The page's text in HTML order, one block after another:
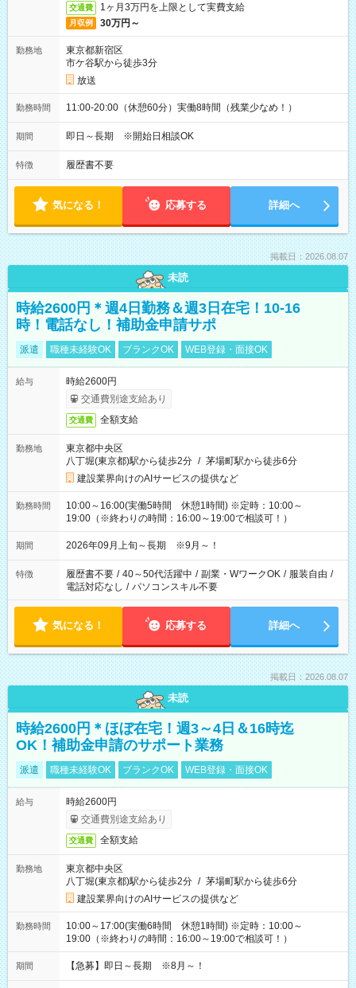
交通費 1ヶ月3万円を上限として実費支給
月収例 30万円～
勤務地
東京都新宿区
市ケ谷駅から徒歩3分
放送
勤務時間 11:00-20:00（休憩60分）実働8時間（残業少なめ！）
期間 即日～長期 ※開始日相談OK
特徴 履歴書不要
気になる！ 応募する 詳細へ
掲載日：2026.08.07
未読
時給2600円＊週4日勤務＆週3日在宅！10-16
時！電話なし！補助金申請サポ
派遣 職種未経験OK ブランクOK WEB登録・面接OK
給与
時給2600円
交通費別途支給あり
交通費 全額支給
勤務地
東京都中央区
八丁堀(東京都)駅から徒歩2分 / 茅場町駅から徒歩6分
建設業界向けのAIサービスの提供など
勤務時間
10:00～16:00(実働5時間 休憩1時間) ※定時：10:00～
19:00（※終わりの時間：16:00～19:00で相談可！）
期間 2026年09月上旬～長期 ※9月～！
特徴 履歴書不要 / 40～50代活躍中 / 副業・WワークOK / 服装自由 /
電話対応なし / パソコンスキル不要
気になる！ 応募する 詳細へ
掲載日：2026.08.07
未読
時給2600円＊ほぼ在宅！週3～4日＆16時迄
OK！補助金申請のサポート業務
派遣 職種未経験OK ブランクOK WEB登録・面接OK
給与
時給2600円
交通費別途支給あり
交通費 全額支給
勤務地
東京都中央区
八丁堀(東京都)駅から徒歩2分 / 茅場町駅から徒歩6分
建設業界向けのAIサービスの提供など
勤務時間
10:00～17:00(実働6時間 休憩1時間) ※定時：10:00～
19:00（※終わりの時間：16:00～19:00で相談可！）
期間 【急募】即日～長期 ※8月～！